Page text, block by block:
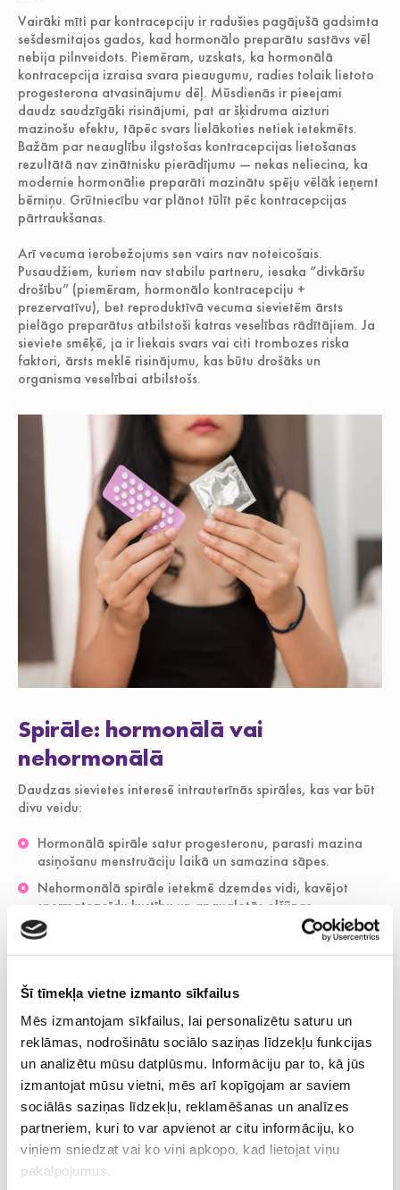
Šī tīmekļa vietne izmanto sīkfailus
Mēs izmantojam sīkfailus, lai personalizētu saturu un
reklāmas, nodrošinātu sociālo saziņas līdzekļu funkcijas
un analizētu mūsu datplūsmu. Informāciju par to, kā jūs
izmantojat mūsu vietni, mēs arī kopīgojam ar saviem
sociālās saziņas līdzekļu, reklamēšanas un analīzes
partneriem, kuri to var apvienot ar citu informāciju, ko
viņiem sniedzat vai ko viņi apkopo, kad lietojat viņu
pakalpojumus.
Vairāki mīti par kontracepciju ir radušies pagājušā gadsimta
sešdesmitajos gados, kad hormonālo preparātu sastāvs vēl
nebija pilnveidots. Piemēram, uzskats, ka hormonālā
kontracepcija izraisa svara pieaugumu, radies tolaik lietoto
progesterona atvasinājumu dēļ. Mūsdienās ir pieejami
daudz saudzīgāki risinājumi, pat ar šķidruma aizturi
mazinošu efektu, tāpēc svars lielākoties netiek ietekmēts.
Bažām par neauglību ilgstošas kontracepcijas lietošanas
rezultātā nav zinātnisku pierādījumu — nekas neliecina, ka
modernie hormonālie preparāti mazinātu spēju vēlāk ieņemt
bērniņu. Grūtniecību var plānot tūlīt pēc kontracepcijas
pārtraukšanas.
Arī vecuma ierobežojums sen vairs nav noteicošais.
Pusaudžiem, kuriem nav stabilu partneru, iesaka “divkāršu
drošību” (piemēram, hormonālo kontracepciju +
prezervatīvu), bet reproduktīvā vecuma sievietēm ārsts
pielāgo preparātus atbilstoši katras veselības rādītājiem. Ja
sieviete smēķē, ja ir liekais svars vai citi trombozes riska
faktori, ārsts meklē risinājumu, kas būtu drošāks un
organisma veselībai atbilstošs.
Spirāle: hormonālā vai
nehormonālā
Daudzas sievietes interesē intrauterīnās spirāles, kas var būt
divu veidu:
Hormonālā spirāle satur progesteronu, parasti mazina
asiņošanu menstruāciju laikā un samazina sāpes.
Nehormonālā spirāle ietekmē dzemdes vidi, kavējot
spermatozoīdu kustību un apaugļotās olšūnas
ieligzdošanos, taču var padarīt mēnešreizes sāpīgākas
un ilgstošākas.
Pretēji populārajam mītam, spirāli droši var ievietot arī
sievietēm, kuras nekad nav dzemdējušas, ja vien to atļauj
veselības stāvoklis un dzemdes anatomija. Procedūra
visērtāk veicama menstruāciju beigās (kad dzemdes kakls ir
nedaudz atvēries) un pēc tam nav jāievēro īpašas pauzes,
lai varētu plānot nākamo grūtniecību.
Kontracepcijas tabletes —
dažādas devas un veidi
Hormonālās kontracepcijas tablešu klāsts ir plašs, un ārsts